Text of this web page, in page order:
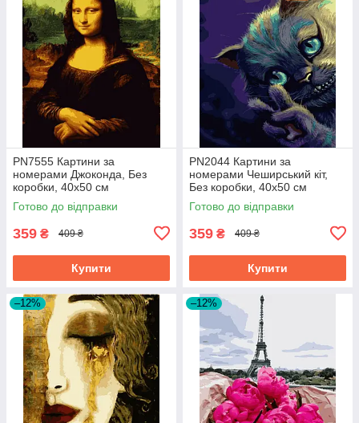
PN7555 Картини за
номерами Джоконда, Без
коробки, 40х50 см
Готово до відправки
359 ₴ 409 ₴
Купити
PN2044 Картини за
номерами Чеширський кіт,
Без коробки, 40х50 см
Готово до відправки
359 ₴ 409 ₴
Купити
–12% –12%